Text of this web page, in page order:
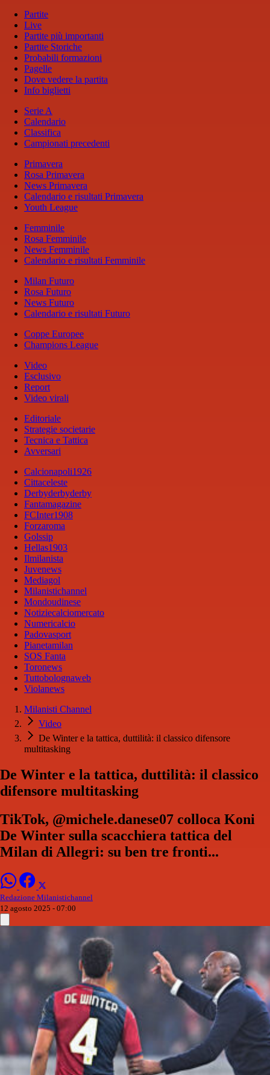
Partite
Live
Partite più importanti
Partite Storiche
Probabili formazioni
Pagelle
Dove vedere la partita
Info biglietti
Serie A
Calendario
Classifica
Campionati precedenti
Primavera
Rosa Primavera
News Primavera
Calendario e risultati Primavera
Youth League
Femminile
Rosa Femminile
News Femminile
Calendario e risultati Femminile
Milan Futuro
Rosa Futuro
News Futuro
Calendario e risultati Futuro
Coppe Europee
Champions League
Video
Esclusivo
Report
Video virali
Editoriale
Strategie societarie
Tecnica e Tattica
Avversari
Calcionapoli1926
Cittaceleste
Derbyderbyderby
Fantamagazine
FCInter1908
Forzaroma
Golssip
Hellas1903
Ilmilanista
Juvenews
Mediagol
Milanistichannel
Mondoudinese
Notiziecalciomercato
Numericalcio
Padovasport
Pianetamilan
SOS Fanta
Toronews
Tuttobolognaweb
Violanews
Milanisti Channel
Video
De Winter e la tattica, duttilità: il classico difensore
multitasking
De Winter e la tattica, duttilità: il classico
difensore multitasking
TikTok, @michele.danese07 colloca Koni
De Winter sulla scacchiera tattica del
Milan di Allegri: su ben tre fronti...
Redazione Milanistichannel
12 agosto 2025 - 07:00